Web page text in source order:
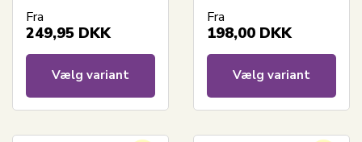
Fra
249,95 DKK
Vælg variant
Fra
198,00 DKK
Vælg variant